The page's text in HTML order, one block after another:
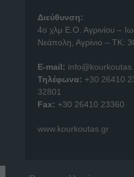
Διεύθυνση:
4o χλμ Ε.Ο. Αγρινίου –
Νεάπολη, Αγρίνιο – ΤΚ:
E-mail:
Τηλέφωνα: +30 26410
32801
Fax: +30 26410 23360
www.kourkoutas.gr